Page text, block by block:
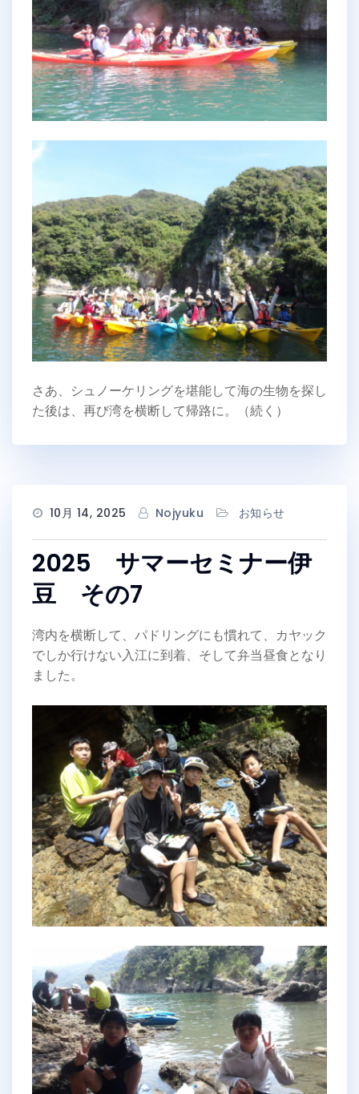
さあ、シュノーケリングを堪能して海の生物を探し
た後は、再び湾を横断して帰路に。（続く）
10月 14, 2025 Nojyuku お知らせ
2025 サマーセミナー伊
豆 その7
湾内を横断して、パドリングにも慣れて、カヤック
でしか行けない入江に到着、そして弁当昼食となり
ました。